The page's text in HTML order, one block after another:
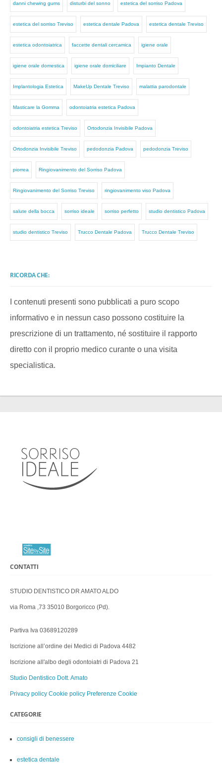
danni chewing gums disturbi del sonno estetica del sorriso Padova
estetica del sorriso Treviso estetica dentale Padova estetica dentale Treviso
estetica odontoiatrica faccette dentali cercamica igiene orale
igiene orale domestica igiene orale domiciliare Impianto Dentale
Implantologia Estetica MakeUp Dentale Treviso malattia parodontale
Masticare la Gomma odontoiatria estetica Padova
odontoiatria estetica Treviso Ortodonzia Invisibile Padova
Ortodonzia Invisibile Treviso pedodonzia Padova pedodonzia Treviso
piorrea Ringiovanimento del Sorriso Padova
Ringiovanimento del Sorriso Treviso ringiovanimento viso Padova
salute della bocca sorriso ideale sorriso perfetto studio dentistico Padova
studio dentistico Treviso Trucco Dentale Padova Trucco Dentale Treviso
RICORDA CHE:
I contenuti presenti sono pubblicati a puro scopo
informativo e in nessun caso possono costituire la
prescrizione di un trattamento, né sostituire il rapporto
diretto con il proprio medico curante o una visita
specialistica.
CONTATTI
STUDIO DENTISTICO DR AMATO ALDO
via Roma ,73 35010 Borgoricco (Pd).
Partiva Iva 03689120289
Iscrizione all’ordine dei Medici di Padova 4482
Iscrizione all'albo degli odontoiatri di Padova 21
Studio Dentistico Dott. Amato
Privacy policy Cookie policy Preferenze Cookie
CATEGORIE
consigli di benessere
estetica dentale